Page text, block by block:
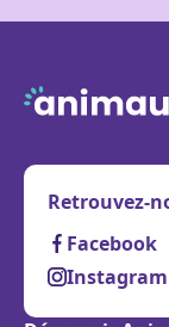
Retrouvez-
Facebook
Instagram